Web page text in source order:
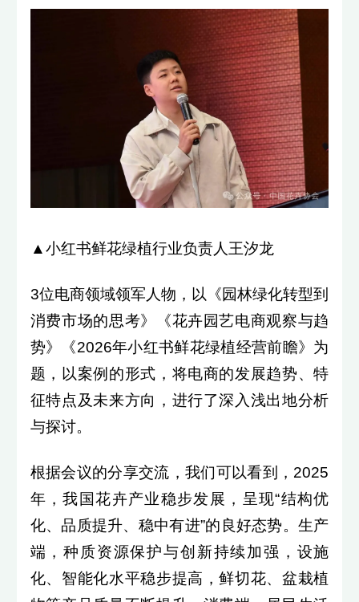
▲小红书鲜花绿植行业负责人王汐龙
3位电商领域领军人物，以《园林绿化转型到
消费市场的思考》《花卉园艺电商观察与趋
势》《2026年小红书鲜花绿植经营前瞻》为
题，以案例的形式，将电商的发展趋势、特
征特点及未来方向，进行了深入浅出地分析
与探讨。
根据会议的分享交流，我们可以看到，2025
年，我国花卉产业稳步发展，呈现“结构优
化、品质提升、稳中有进”的良好态势。生产
端，种质资源保护与创新持续加强，设施
化、智能化水平稳步提高，鲜切花、盆栽植